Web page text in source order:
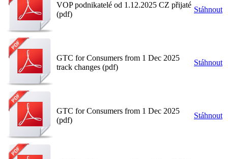
VOP podnikatelé od 1.12.2025 CZ přijaté
(pdf)
Stáhnout
GTC for Consumers from 1 Dec 2025
track changes (pdf)
Stáhnout
GTC for Consumers from 1 Dec 2025
(pdf)
Stáhnout